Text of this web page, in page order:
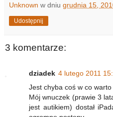
Unknown w dniu grudnia 15,
Udostępnij
3 komentarze:
dziadek 4 lutego 2011
Jest chyba coś w co
Mój wnuczek (prawie 3
jest autikiem) dostał